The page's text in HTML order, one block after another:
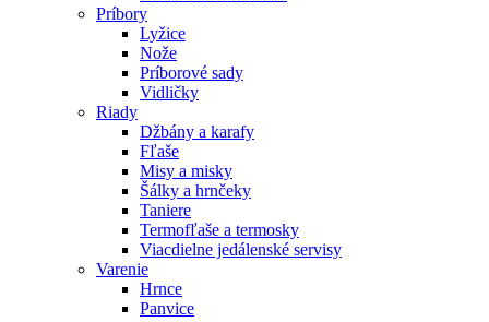
Príbory
Lyžice
Nože
Príborové sady
Vidličky
Riady
Džbány a karafy
Fľaše
Misy a misky
Šálky a hrnčeky
Taniere
Termofľaše a termosky
Viacdielne jedálenské servisy
Varenie
Hrnce
Panvice